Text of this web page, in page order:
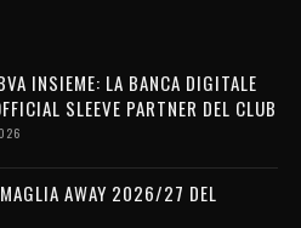
INSIEME: LA BANCA DIGITALE
SLEEVE PARTNER DEL CLUB
MAGLIA AWAY 2026/27 DEL